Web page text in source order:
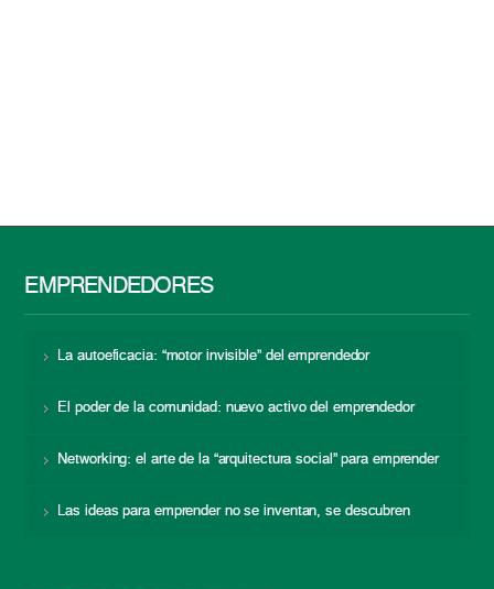
EMPRENDEDORES
La autoeficacia: “motor invisible” del emprendedor
El poder de la comunidad: nuevo activo del emprendedor
Networking: el arte de la “arquitectura social” para emprender
Las ideas para emprender no se inventan, se descubren